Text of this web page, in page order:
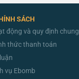
SÁCH
động và quy định chung
thức thanh toán
vụ Ebomb